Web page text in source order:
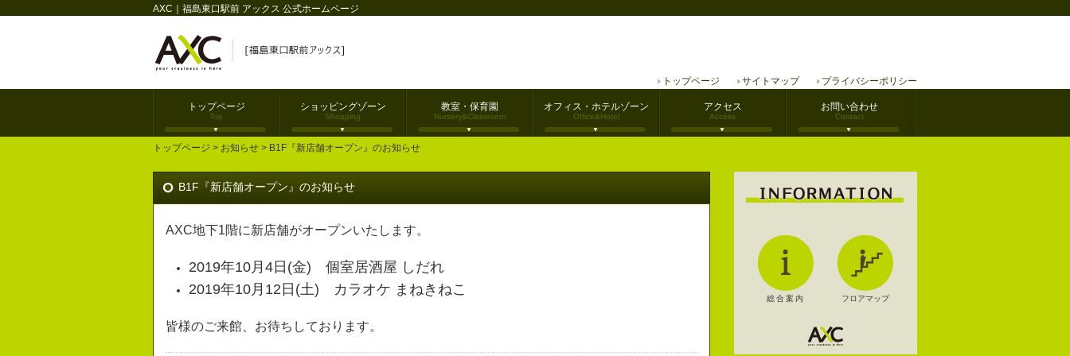
AXC｜福島東口駅前 アックス 公式ホームページ
トップページ サイトマップ プライバシーポリシー
トップページ
Top
ショッピングゾーン
Shopping
教室・保育園
Nursery&Classroom
オフィス・ホテルゾーン
Office&Hotel
アクセス
Access
お問い合わせ
Contact
トップページ > お知らせ > B1F『新店舗オープン』のお知らせ
B1F『新店舗オープン』のお知らせ
AXC地下1階に新店舗がオープンいたします。
2019年10月4日(金) 個室居酒屋 しだれ
2019年10月12日(土) カラオケ まねきねこ
皆様のご来館、お待ちしております。
総合案内 フロアマップ